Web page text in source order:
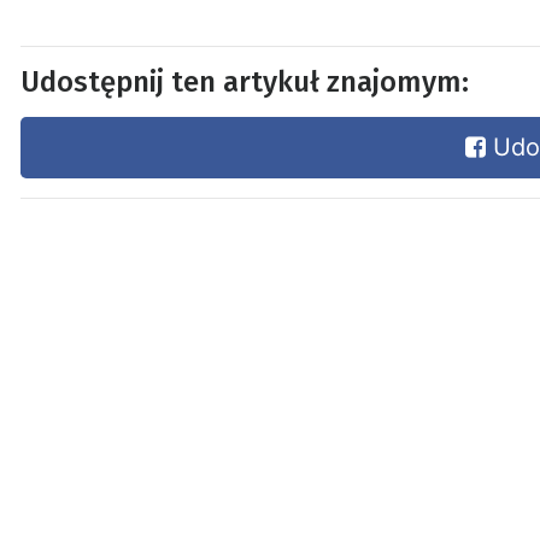
Udostępnij ten artykuł znajomym: